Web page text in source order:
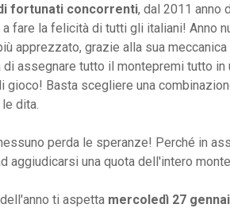
fortunati concorrenti, dal 2011 anno
fare la felicità di tutti gli italiani! Anno
apprezzato, grazie alla sua
assegnare tutto il montepremi tutto in
Basta scegliere una
dita.
perda le speranze! Perché in
aggiudicarsi una quota dell'intero
ti aspetta mercoledì 27